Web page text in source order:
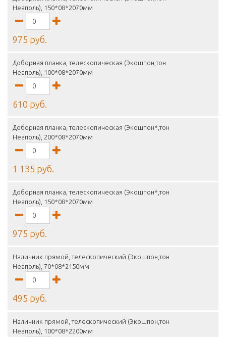
Неаполь), 150*08*2070мм
975 руб.
Доборная планка, телескопическая (Экошпон,тон
Неаполь), 100*08*2070мм
610 руб.
Доборная планка, телескопическая (Экошпон*,тон
Неаполь), 200*08*2070мм
1 135 руб.
Доборная планка, телескопическая (Экошпон*,тон
Неаполь), 150*08*2070мм
975 руб.
Наличник прямой, телескопический (Экошпон,тон
Неаполь), 70*08*2150мм
495 руб.
Наличник прямой, телескопический (Экошпон,тон
Неаполь), 100*08*2200мм